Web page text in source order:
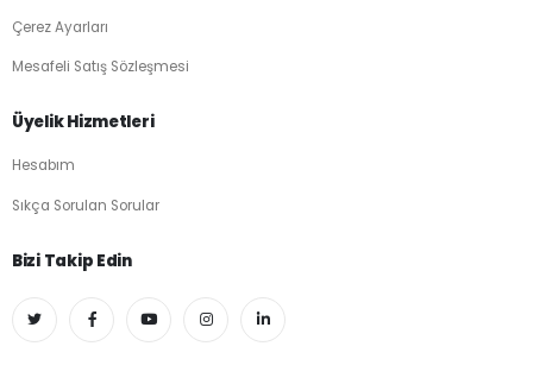
Çerez Ayarları
Mesafeli Satış Sözleşmesi
Üyelik Hizmetleri
Hesabım
Sıkça Sorulan Sorular
Bizi Takip Edin